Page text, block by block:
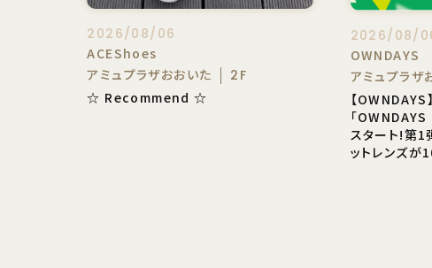
2026/08/06
ACEShoes
アミュプラザおおいた
2F
☆ Recommend ☆
2026/08/
OWNDAYS
アミュプラザ
【OWNDAYS
「
スタート!第1
ットレンズが